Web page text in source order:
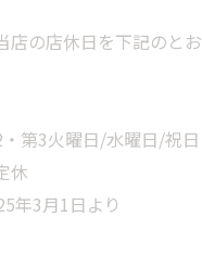
店の店休日を下記のと
・第3火曜日/水曜日/祝日
休
年3月1日より